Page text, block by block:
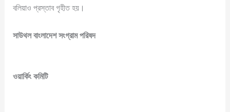
বলিয়াও প্রস্তাব গৃহীত হয়।
সাউথল বাংলাদেশ সংগ্রাম পরিষদ
ওয়ার্কিং কমিটি